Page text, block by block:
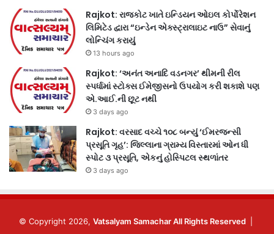
Rajkot: રાજકોટ ખાતે ઇન્ડિયન ઓઇલ કોર્પોરેશન
લિમિટેડ દ્વારા “ઇન્ડેન એક્સ્ટ્રાલાઇટ નાઉ” સેવાનું
લોન્ચિંગ કરાયું
13 hours ago
Rajkot: ‘અનંત અનાદિ વડનગર’ થીમની રીલ
સ્પર્ધામાં સ્ટોક્સ ઈમેજીસનો ઉપયોગ કરી શકાશે પણ
એ.આઈ.ની છૂટ નથી
3 days ago
Rajkot: વરસાદ વચ્ચે ૧૦૮ બન્યું ‘ઈમરજન્સી
પ્રસૂતિ ગૃહ’: જિલ્લાના ગ્રામ્ય વિસ્તારમાં ઓન ધી
સ્પોટ ૩ પ્રસૂતિ, એકનું હોસ્પિટલ સ્થળાંતર
3 days ago
© Copyright 2026, Vatsalyam Samachar All Rights Reserved